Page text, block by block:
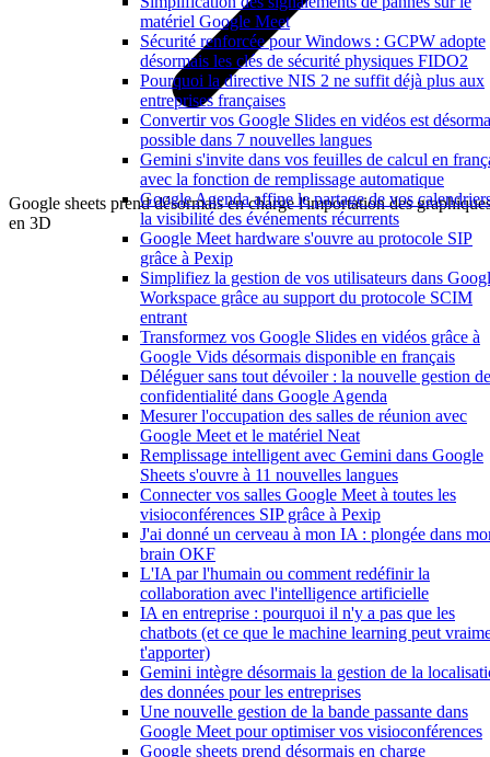
matériel Google Meet
Sécurité renforcée pour Windows : GCPW adopte
désormais les clés de sécurité physiques FIDO2
Pourquoi la directive NIS 2 ne suffit déjà plus aux
entreprises françaises
Convertir vos Google Slides en vidéos est
possible dans 7 nouvelles langues
Gemini s'invite dans vos feuilles de calcul en
avec la fonction de remplissage automatique
Google Agenda affine le partage de vos
la visibilité des événements récurrents
Google Meet hardware s'ouvre au protocole SIP
grâce à Pexip
Simplifiez la gestion de vos utilisateurs dans
Workspace grâce au support du protocole SCIM
entrant
Transformez vos Google Slides en vidéos grâce à
Google Vids désormais disponible en français
Déléguer sans tout dévoiler : la nouvelle gestion
confidentialité dans Google Agenda
Mesurer l'occupation des salles de réunion avec
Google Meet et le matériel Neat
Remplissage intelligent avec Gemini dans Google
Sheets s'ouvre à 11 nouvelles langues
Connecter vos salles Google Meet à toutes les
visioconférences SIP grâce à Pexip
J'ai donné un cerveau à mon IA : plongée dans
brain OKF
L'IA par l'humain ou comment redéfinir la
collaboration avec l'intelligence artificielle
IA en entreprise : pourquoi il n'y a pas que les
chatbots (et ce que le machine learning peut
t'apporter)
Gemini intègre désormais la gestion de la
des données pour les entreprises
Une nouvelle gestion de la bande passante dans
Google Meet pour optimiser vos visioconférences
Google sheets prend désormais en charge
Google sheets prend désormais en charge l'importation des
en 3D